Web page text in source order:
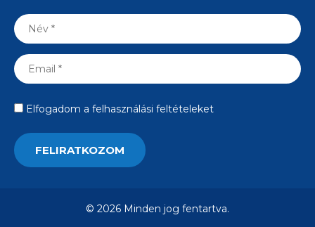
Elfogadom a felhasználási feltételeket
© 2026 Minden jog fentartva.